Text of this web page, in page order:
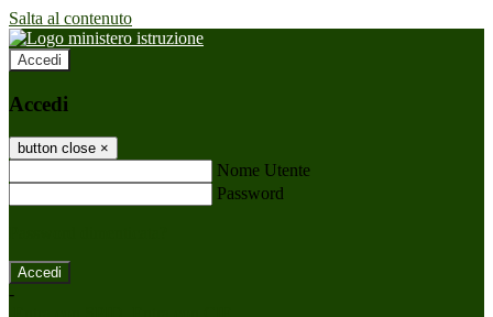
Salta al contenuto
Accedi
Accedi
button close ×
Nome Utente
Password
-